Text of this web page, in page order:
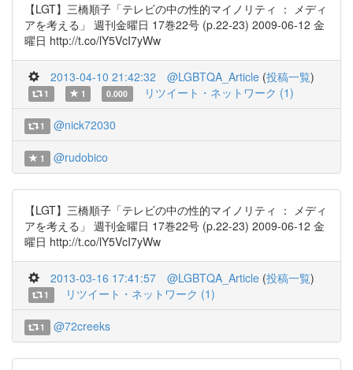
【LGT】三橋順子「テレビの中の性的マイノリティ ： メディ
アを考える」 週刊金曜日 17巻22号 (p.22-23) 2009-06-12 金
曜日 http://t.co/lY5VcI7yWw
2013-04-10 21:42:32 @LGBTQA_Article (投稿一覧)
1 1 0.000 リツイート・ネットワーク (1)
1 @nick72030
1 @rudobico
【LGT】三橋順子「テレビの中の性的マイノリティ ： メディ
アを考える」 週刊金曜日 17巻22号 (p.22-23) 2009-06-12 金
曜日 http://t.co/lY5VcI7yWw
2013-03-16 17:41:57 @LGBTQA_Article (投稿一覧)
1 リツイート・ネットワーク (1)
1 @72creeks